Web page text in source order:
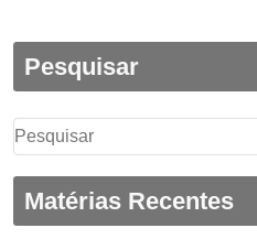
Pesquisar
Pesquisar
por:
Matérias Recentes